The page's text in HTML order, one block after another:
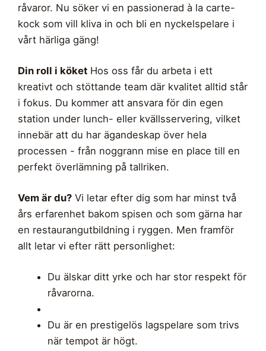
råvaror. Nu söker vi en passionerad à la carte-
kock som vill kliva in och bli en nyckelspelare i
vårt härliga gäng!
Din roll i köket Hos oss får du arbeta i ett
kreativt och stöttande team där kvalitet alltid står
i fokus. Du kommer att ansvara för din egen
station under lunch- eller kvällsservering, vilket
innebär att du har ägandeskap över hela
processen - från noggrann mise en place till en
perfekt överlämning på tallriken.
Vem är du? Vi letar efter dig som har minst två
års erfarenhet bakom spisen och som gärna har
en restaurangutbildning i ryggen. Men framför
allt letar vi efter rätt personlighet:
Du älskar ditt yrke och har stor respekt för
råvarorna.
Du är en prestigelös lagspelare som trivs
när tempot är högt.